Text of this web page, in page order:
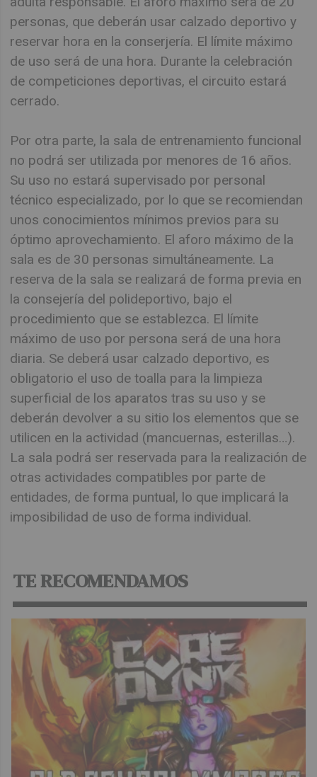
personas, que deberán usar calzado deportivo y
reservar hora en la conserjería. El límite máximo
de uso será de una hora. Durante la celebración
de competiciones deportivas, el circuito estará
cerrado.
Por otra parte, la sala de entrenamiento funcional
no podrá ser utilizada por menores de 16 años.
Su uso no estará supervisado por personal
técnico especializado, por lo que se recomiendan
unos conocimientos mínimos previos para su
óptimo aprovechamiento. El aforo máximo de la
sala es de 30 personas simultáneamente. La
reserva de la sala se realizará de forma previa en
la consejería del polideportivo, bajo el
procedimiento que se establezca. El límite
máximo de uso por persona será de una hora
diaria. Se deberá usar calzado deportivo, es
obligatorio el uso de toalla para la limpieza
superficial de los aparatos tras su uso y se
deberán devolver a su sitio los elementos que se
utilicen en la actividad (mancuernas, esterillas…).
La sala podrá ser reservada para la realización de
otras actividades compatibles por parte de
entidades, de forma puntual, lo que implicará la
imposibilidad de uso de forma individual.
TE RECOMENDAMOS